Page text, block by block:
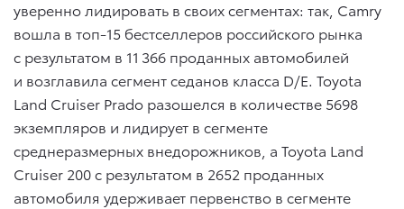
уверенно лидировать в своих сегментах: так, Camry
вошла в топ-15 бестселлеров российского рынка
c результатом в 11 366 проданных автомобилей
и возглавила сегмент седанов класса D/E. Toyota
Land Cruiser Prado разошелся в количестве 5698
экземпляров и лидирует в сегменте
среднеразмерных внедорожников, а Toyota Land
Cruiser 200 с результатом в 2652 проданных
автомобиля удерживает первенство в сегменте